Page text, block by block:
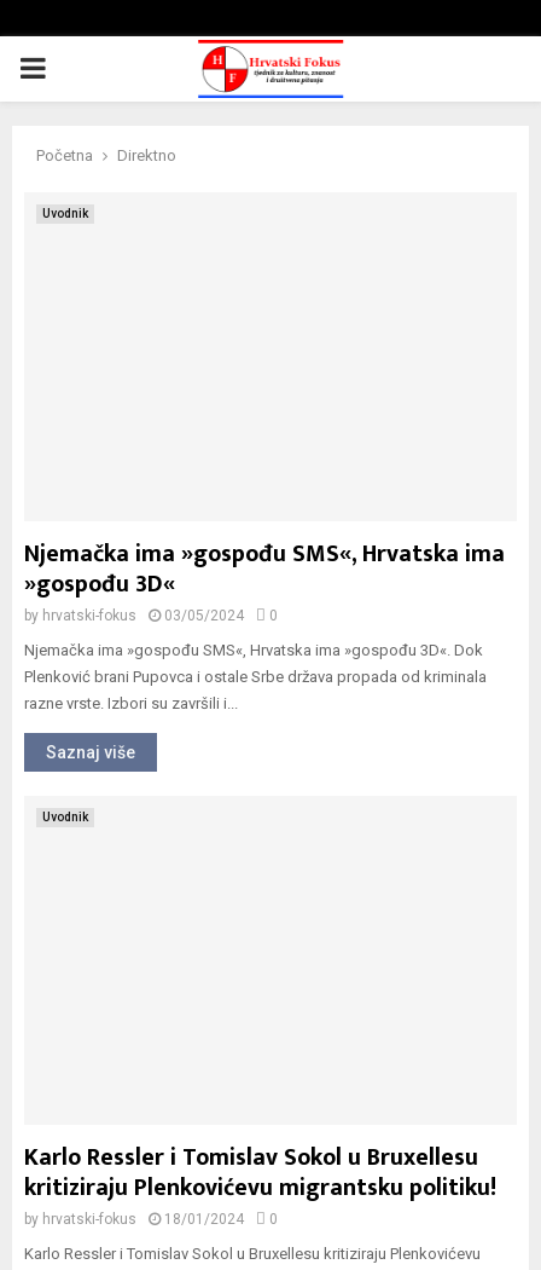
PRIMARY
Početna Direktno
Uvodnik
Njemačka ima »gospođu SMS«, Hrvatska ima
»gospođu 3D«
by hrvatski-fokus 03/05/2024 0
Njemačka ima »gospođu SMS«, Hrvatska ima »gospođu 3D«. Dok
Plenković brani Pupovca i ostale Srbe država propada od kriminala
razne vrste. Izbori su završili i...
Saznaj više
Uvodnik
Karlo Ressler i Tomislav Sokol u Bruxellesu
kritiziraju Plenkovićevu migrantsku politiku!
by hrvatski-fokus 18/01/2024 0
Karlo Ressler i Tomislav Sokol u Bruxellesu kritiziraju Plenkovićevu